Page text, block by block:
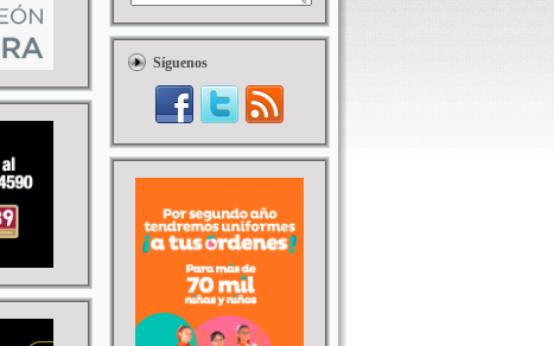
Síguenos